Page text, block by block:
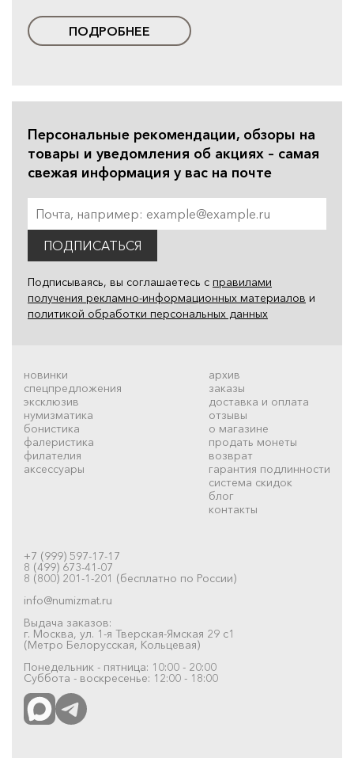
ПОДРОБНЕЕ
Персональные рекомендации, обзоры на
товары и уведомления об акциях – самая
свежая информация у вас на почте
ПОДПИСАТЬСЯ
Подписываясь, вы соглашаетесь с правилами
получения рекламно-информационных материалов и
политикой обработки персональных данных
новинки
спецпредложения
эксклюзив
нумизматика
бонистика
фалеристика
филателия
аксессуары
архив
заказы
доставка и оплата
отзывы
о магазине
продать монеты
возврат
гарантия подлинности
система скидок
блог
контакты
+7 (999) 597-17-17
8 (499) 673-41-07
8 (800) 201-1-201 (бесплатно по России)
info@numizmat.ru
Выдача заказов:
г. Москва, ул. 1-я Тверская-Ямская 29 с1
(Метро Белорусская, Кольцевая)
Понедельник - пятница: 10:00 - 20:00
Суббота - воскресенье: 12:00 - 18:00